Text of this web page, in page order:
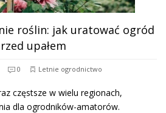
roślin: jak uratować ogród
upałem
0 Letnie ogrodnictwo
częstsze w wielu regionach,
dla ogrodników-amatorów.